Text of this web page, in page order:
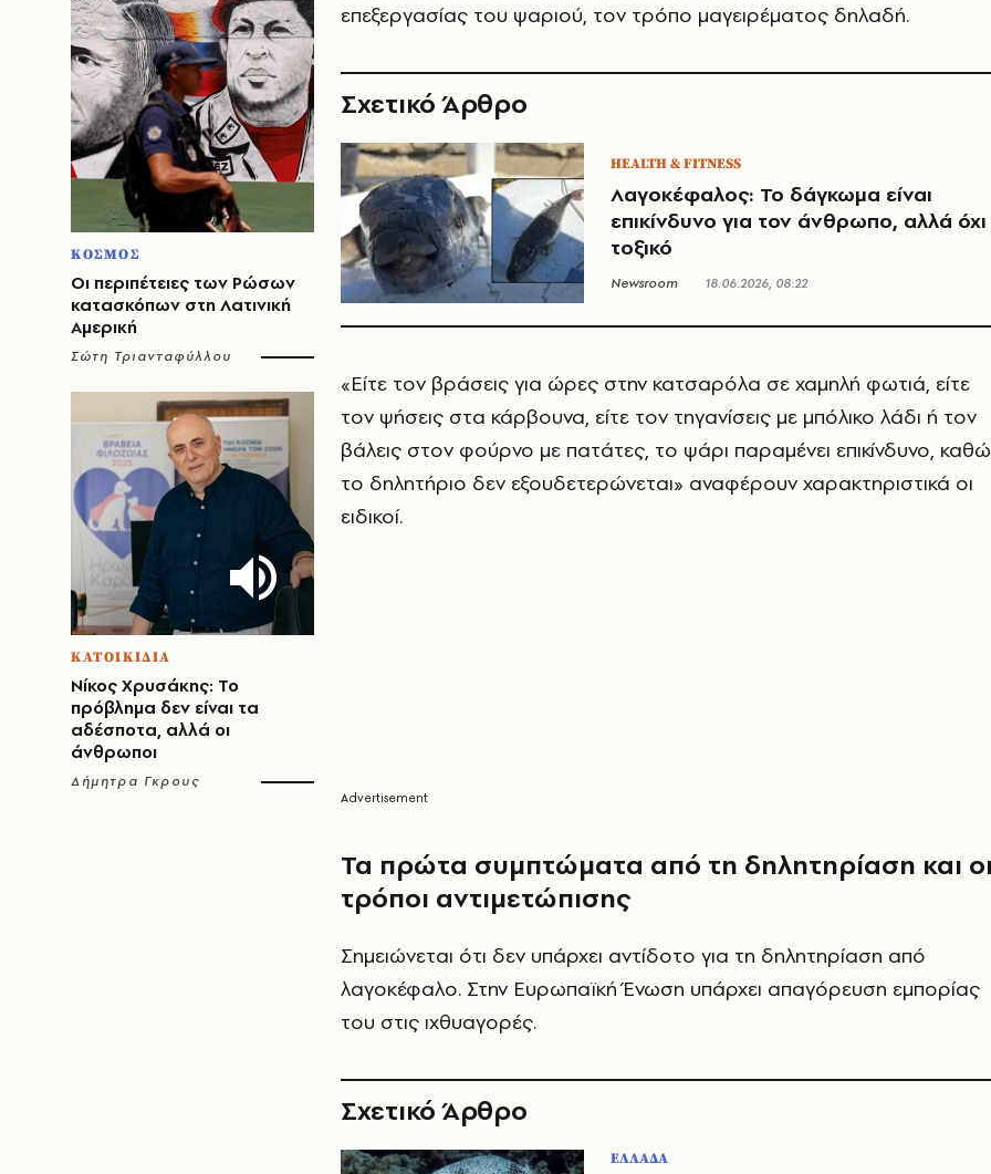
ΚΟΣΜΟΣ
Οι περιπέτειες των Ρώσων
κατασκόπων στη Λατινική
Αμερική
Σώτη Τριανταφύλλου
ΚΑΤΟΙΚΙΔΙΑ
Νίκος Χρυσάκης: Το
πρόβλημα δεν είναι τα
αδέσποτα, αλλά οι
άνθρωποι
Δήμητρα Γκρους
επεξεργασίας του ψαριού, τον τρόπο μαγειρέματος δηλαδή.
Σχετικό Άρθρο
HEALTH & FITNESS
Λαγοκέφαλος: Το δάγκωμα είναι
επικίνδυνο για τον άνθρωπο, αλλά όχι
τοξικό
Newsroom 18.06.2026, 08:22
«Είτε τον βράσεις για ώρες στην κατσαρόλα σε χαμηλή φωτιά, είτε
τον ψήσεις στα κάρβουνα, είτε τον τηγανίσεις με μπόλικο λάδι ή τον
βάλεις στον φούρνο με πατάτες, το ψάρι παραμένει επικίνδυνο,
το δηλητήριο δεν εξουδετερώνεται» αναφέρουν χαρακτηριστικά οι
ειδικοί.
Τα πρώτα συμπτώματα από τη δηλητηρίαση και
τρόποι αντιμετώπισης
Σημειώνεται ότι δεν υπάρχει αντίδοτο για τη δηλητηρίαση από
λαγοκέφαλο. Στην Ευρωπαϊκή Ένωση υπάρχει απαγόρευση εμπορίας
του στις ιχθυαγορές.
Σχετικό Άρθρο
ΕΛΛΑΔΑ